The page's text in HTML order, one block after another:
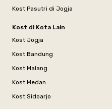
Kost Pasutri di Jogja
Kost di Kota Lain
Kost Jogja
Kost Bandung
Kost Malang
Kost Medan
Kost Sidoarjo